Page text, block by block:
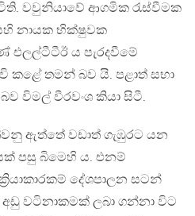
වවුනියාවේ ආගමික රැස්වීමක
නායක භික්ෂුවක
එලල්ටීටීඊ ය පැරදවීමේ
තමන් බව යි. පළාත් සභා
විමල් වීරවංශ කියා සිටී.
ඇත්තේ වඩාත් ගැඹුරට යන
පසු බිමෙහි ය. එනම්
දේශපාලන සටන්
වටිනාකමක් ලබා ගන්නා විට